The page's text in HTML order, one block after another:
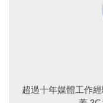
超過十年媒體工作